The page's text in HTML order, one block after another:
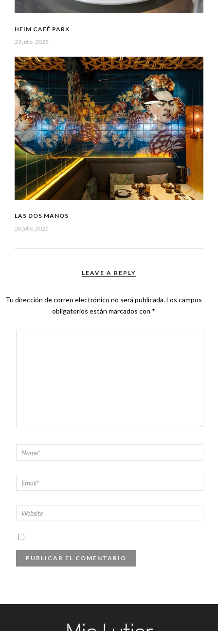
HEIM CAFÉ PARK
23 julio, 2025
LAS DOS MANOS
20 julio, 2025
LEAVE A REPLY
Tu dirección de correo electrónico no será publicada.Los campos
obligatorios están marcados con *